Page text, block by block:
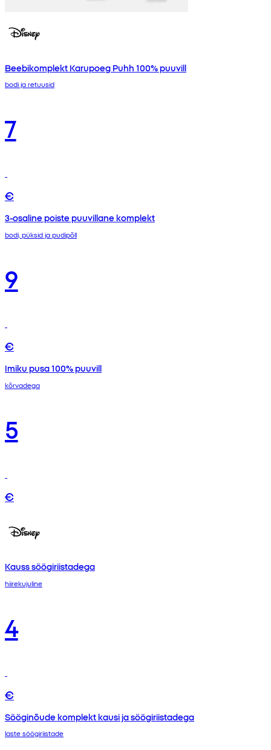
Beebikomplekt Karupoeg Puhh 100% puuvill
bodi ja retuusid
7
€
3-osaline poiste puuvillane komplekt
bodi, püksid ja pudipõll
9
€
Imiku pusa 100% puuvill
kõrvadega
5
€
Kauss söögiriistadega
hiirekujuline
4
€
Sööginõude komplekt kausi ja söögiriistadega
laste söögiriistade